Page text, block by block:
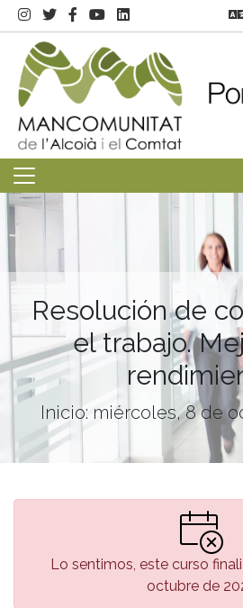
Resolución de
el trabajo.
Inicio: miércoles, 8 de
Lo sentimos, este curso
octubre de